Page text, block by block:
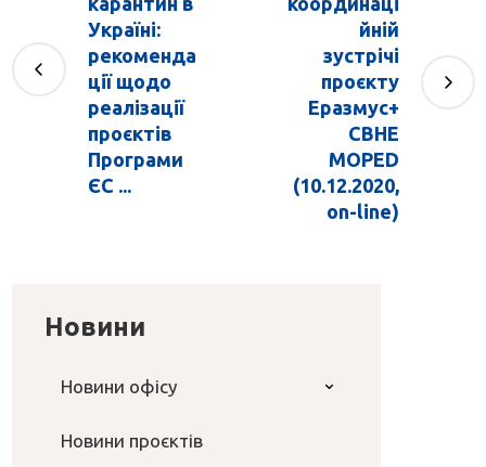
Україні:
рекоменда
ції щодо
реалізації
проєктів
Програми
ЄС ...
йній
зустрічі
проєкту
Еразмус+
CBHE
MOPED
(10.12.2020,
on-line)
Новини
Новини офісу
Новини проєктів